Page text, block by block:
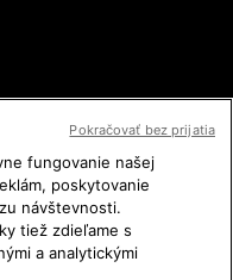
fungovanie našej
poskytovanie
návštevnosti.
tiež zdieľame s
a analytickými
Pokračovať bez prijatia